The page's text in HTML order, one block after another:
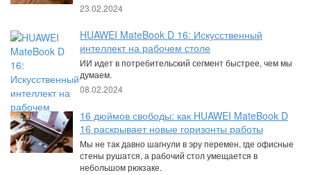
23.02.2024
HUAWEI MateBook D 16: Искусственный
интеллект на рабочем столе
ИИ идет в потребительский сегмент быстрее, чем мы
думаем.
08.02.2024
16 дюймов свободы: как HUAWEI MateBook D
16 раскрывает новые горизонты работы
Мы не так давно шагнули в эру перемен, где офисные
стены рушатся, а рабочий стол умещается в
небольшом рюкзаке.